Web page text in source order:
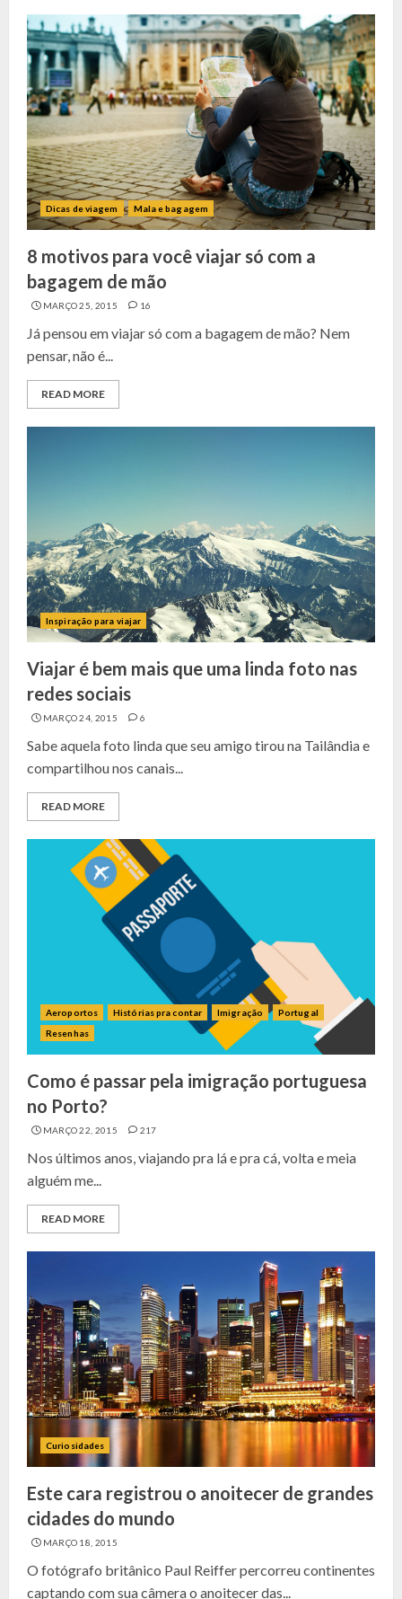
Dicas de viagem Mala e bagagem
8 motivos para você viajar só com a
bagagem de mão
MARÇO 25, 2015 16
Já pensou em viajar só com a bagagem de mão? Nem
pensar, não é...
READ MORE
Inspiração para viajar
Viajar é bem mais que uma linda foto nas
redes sociais
MARÇO 24, 2015 6
Sabe aquela foto linda que seu amigo tirou na Tailândia e
compartilhou nos canais...
READ MORE
Aeroportos Histórias pra contar Imigração
Portugal
Resenhas
Como é passar pela imigração portuguesa
no Porto?
MARÇO 22, 2015 217
Nos últimos anos, viajando pra lá e pra cá, volta e meia
alguém me...
READ MORE
Curiosidades
Este cara registrou o anoitecer de grandes
cidades do mundo
MARÇO 18, 2015
O fotógrafo britânico Paul Reiffer percorreu continentes
captando com sua câmera o anoitecer das...